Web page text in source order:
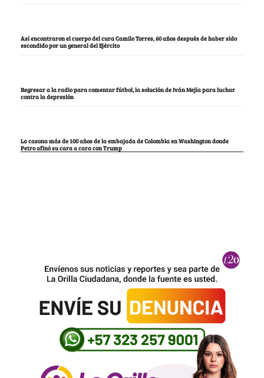
Así encontraron el cuerpo del cura Camilo Torres, 60 años después de haber sido
escondido por un general del Ejército
Regresar a la radio para comentar fútbol, la solución de Iván Mejía para luchar
contra la depresión
La casona más de 100 años de la embajada de Colombia en Washington donde
Petro afinó su cara a cara con Trump